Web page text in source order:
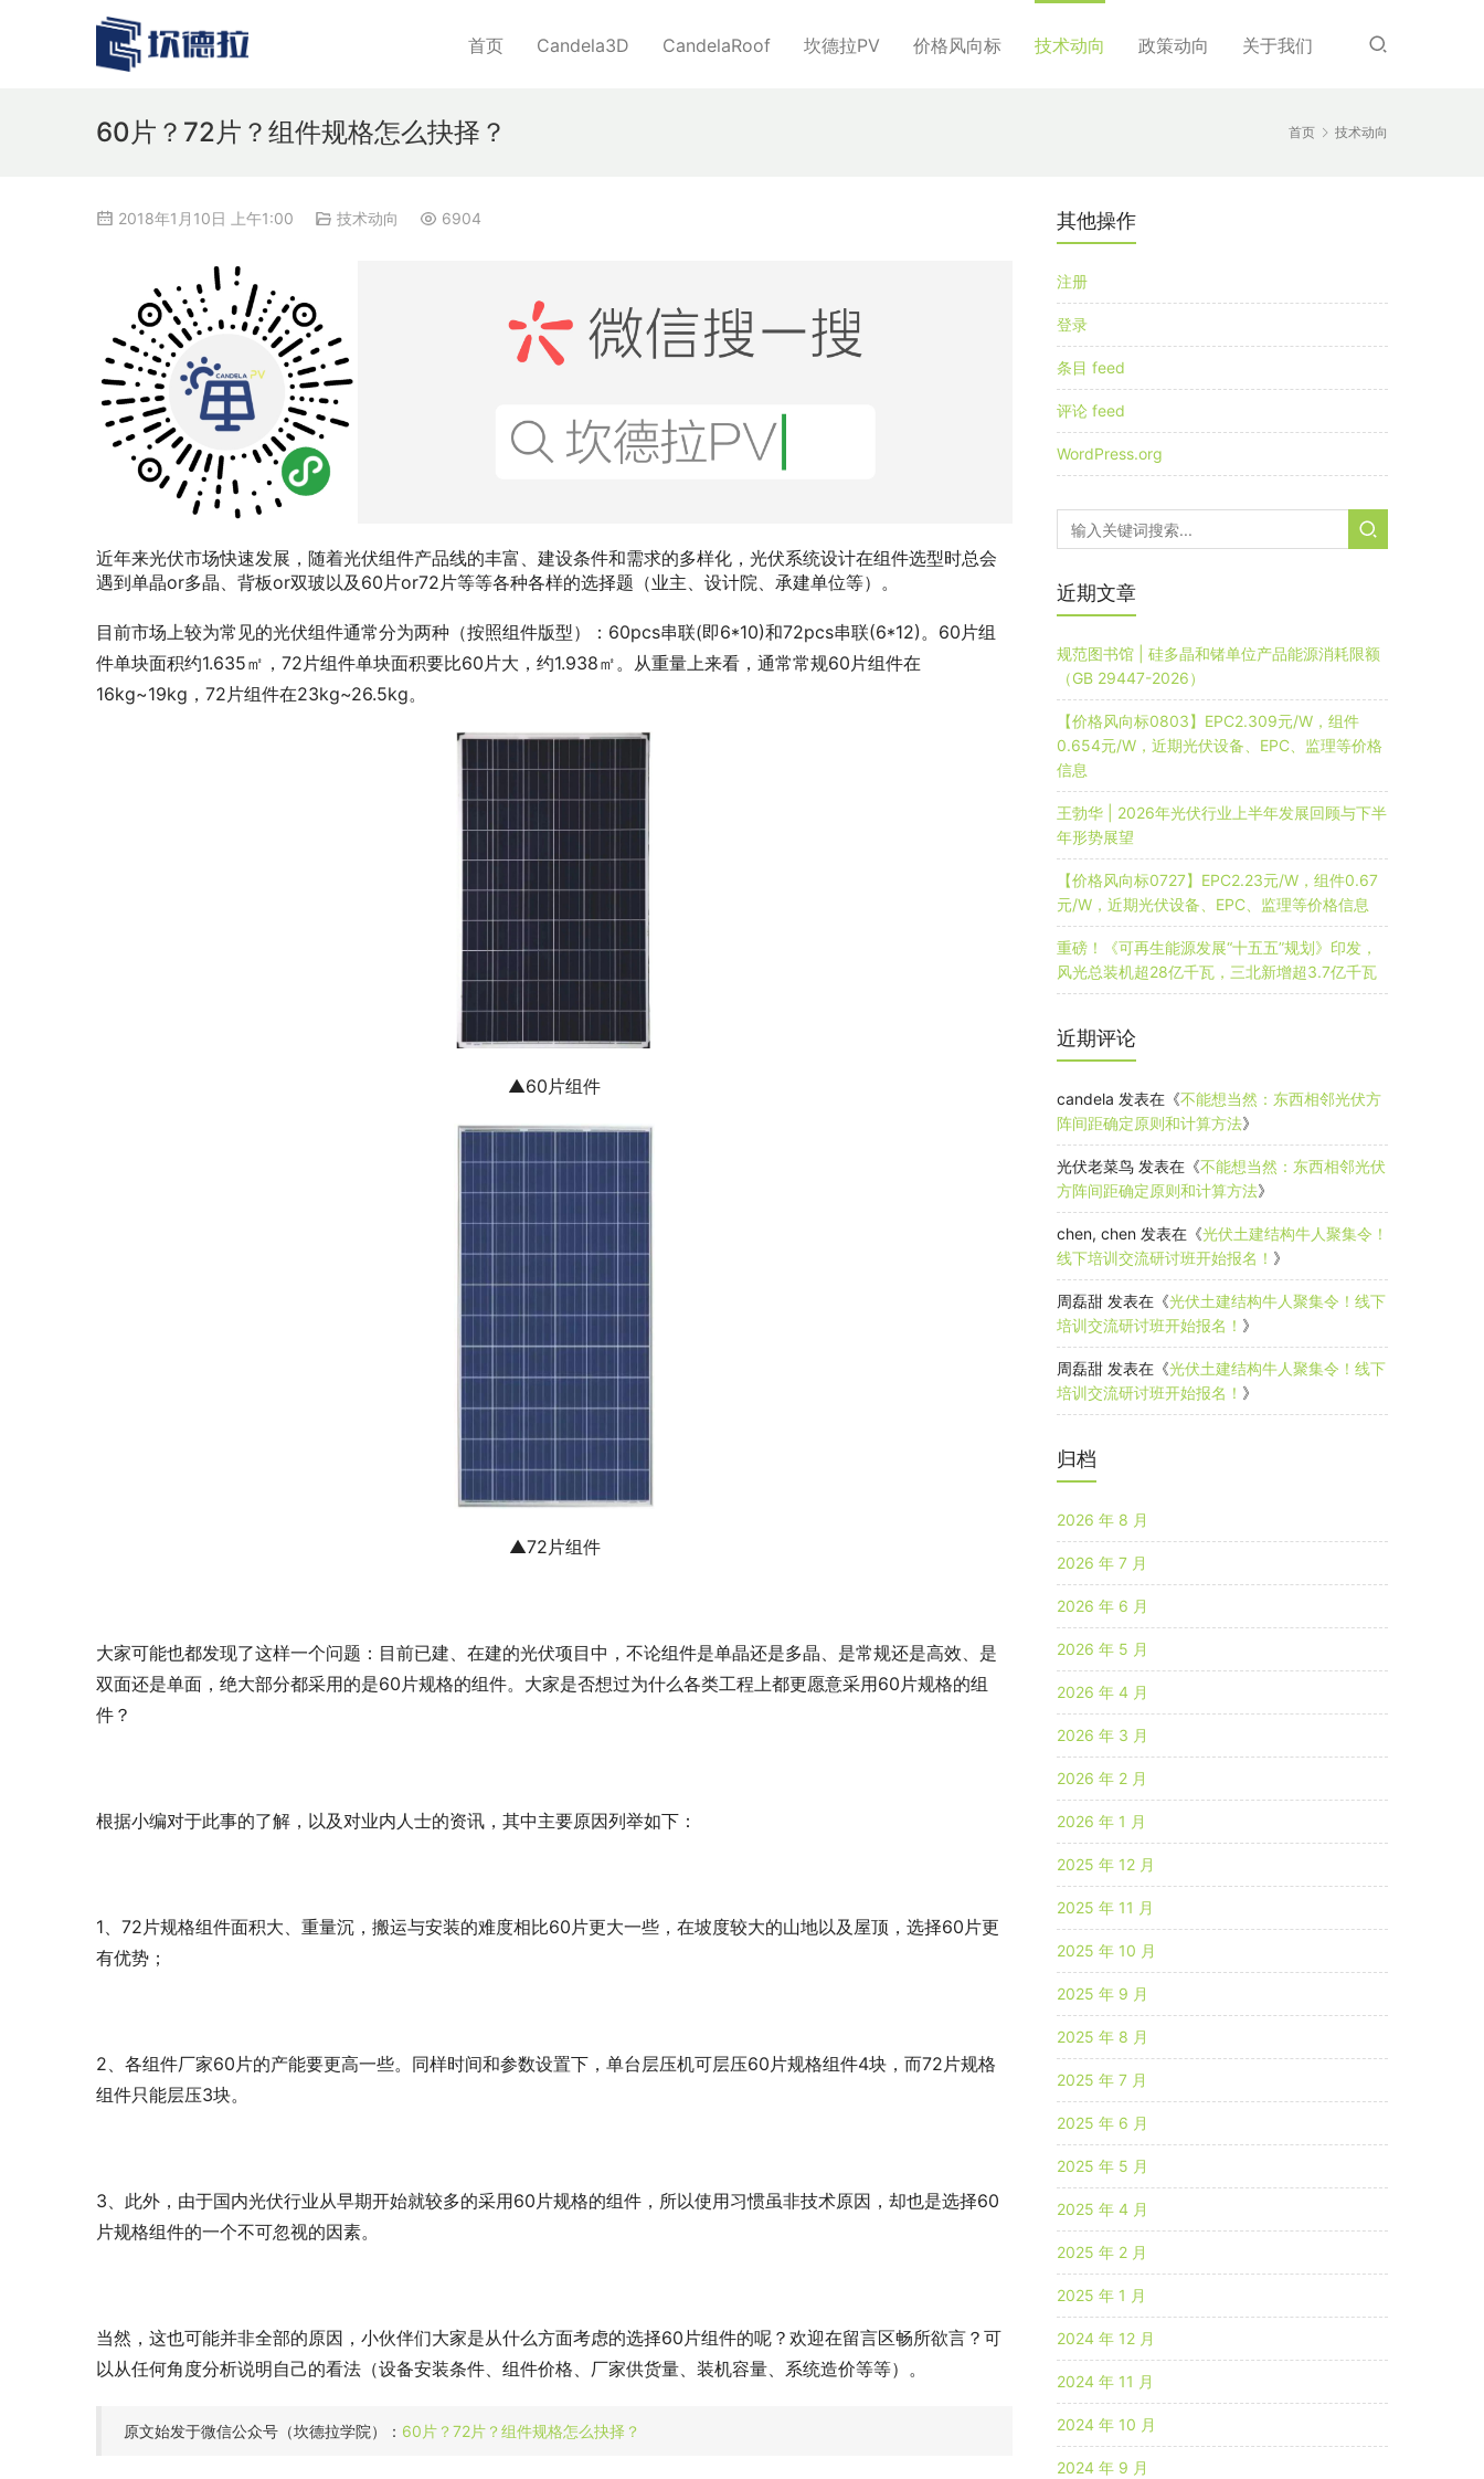
首页 Candela3D CandelaRoof 坎德拉PV 价格风向标 技术动向 政策动向 关于我们
首页 技术动向
60片？72片？组件规格怎么抉择？
2018年1月10日 上午1:00 技术动向 6904
近年来光伏市场快速发展，随着光伏组件产品线的丰富、建设条件和需求的多样化，光伏系统设计在组件选型时总会
遇到单晶or多晶、背板or双玻以及60片or72片等等各种各样的选择题（业主、设计院、承建单位等）。
目前市场上较为常见的光伏组件通常分为两种（按照组件版型）：60pcs串联(即6*10)和72pcs串联(6*12)。60片组
件单块面积约1.635㎡，72片组件单块面积要比60片大，约1.938㎡。从重量上来看，通常常规60片组件在
16kg~19kg，72片组件在23kg~26.5kg。
▲60片组件
▲72片组件
大家可能也都发现了这样一个问题：目前已建、在建的光伏项目中，不论组件是单晶还是多晶、是常规还是高效、是
双面还是单面，绝大部分都采用的是60片规格的组件。大家是否想过为什么各类工程上都更愿意采用60片规格的组
件？
根据小编对于此事的了解，以及对业内人士的资讯，其中主要原因列举如下：
1、72片规格组件面积大、重量沉，搬运与安装的难度相比60片更大一些，在坡度较大的山地以及屋顶，选择60片更
有优势；
2、各组件厂家60片的产能要更高一些。同样时间和参数设置下，单台层压机可层压60片规格组件4块，而72片规格
组件只能层压3块。
3、此外，由于国内光伏行业从早期开始就较多的采用60片规格的组件，所以使用习惯虽非技术原因，却也是选择60
片规格组件的一个不可忽视的因素。
当然，这也可能并非全部的原因，小伙伴们大家是从什么方面考虑的选择60片组件的呢？欢迎在留言区畅所欲言？可
以从任何角度分析说明自己的看法（设备安装条件、组件价格、厂家供货量、装机容量、系统造价等等）。
原文始发于微信公众号（坎德拉学院）： 60片？72片？组件规格怎么抉择？
其他操作
注册
登录
条目 feed
评论 feed
WordPress.org
近期文章
规范图书馆 | 硅多晶和锗单位产品能源消耗限额
（GB 29447-2026）
【价格风向标0803】EPC2.309元/W，组件
0.654元/W，近期光伏设备、EPC、监理等价格
信息
王勃华 | 2026年光伏行业上半年发展回顾与下半
年形势展望
【价格风向标0727】EPC2.23元/W，组件0.67
元/W，近期光伏设备、EPC、监理等价格信息
重磅！《可再生能源发展“十五五”规划》印发，
风光总装机超28亿千瓦，三北新增超3.7亿千瓦
近期评论
candela 发表在《不能想当然：东西相邻光伏方
阵间距确定原则和计算方法》
光伏老菜鸟 发表在《不能想当然：东西相邻光伏
方阵间距确定原则和计算方法》
chen, chen 发表在《光伏土建结构牛人聚集令！
线下培训交流研讨班开始报名！ 》
周磊甜 发表在《光伏土建结构牛人聚集令！线下
培训交流研讨班开始报名！ 》
周磊甜 发表在《光伏土建结构牛人聚集令！线下
培训交流研讨班开始报名！ 》
归档
2026 年 8 月
2026 年 7 月
2026 年 6 月
2026 年 5 月
2026 年 4 月
2026 年 3 月
2026 年 2 月
2026 年 1 月
2025 年 12 月
2025 年 11 月
2025 年 10 月
2025 年 9 月
2025 年 8 月
2025 年 7 月
2025 年 6 月
2025 年 5 月
2025 年 4 月
2025 年 2 月
2025 年 1 月
2024 年 12 月
2024 年 11 月
2024 年 10 月
2024 年 9 月